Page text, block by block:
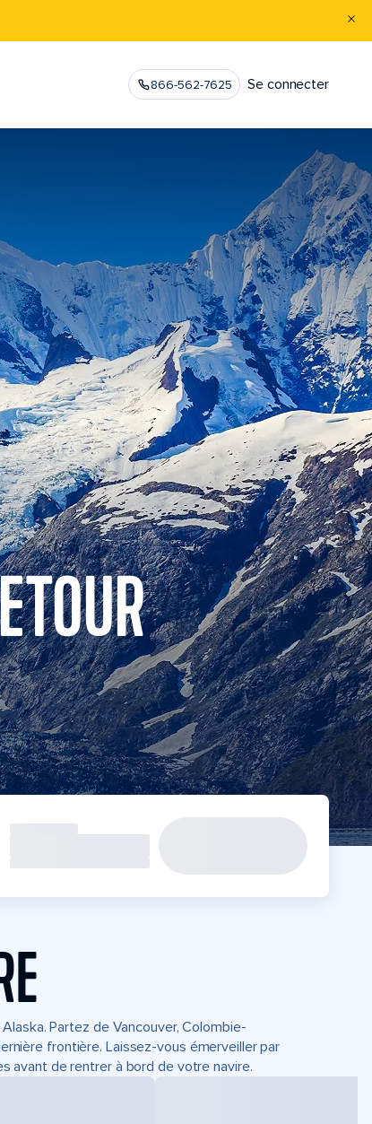
866-562-7625 Se connecter
Partez de Vancouver, Colombie-
frontière. Laissez-vous émerveiller par
avant de rentrer à bord de votre navire.